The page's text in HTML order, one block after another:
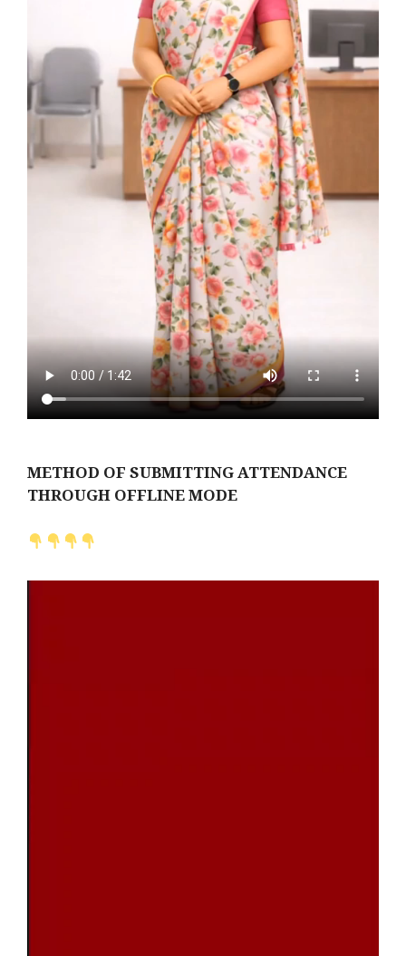
METHOD OF SUBMITTING ATTENDANCE
THROUGH OFFLINE MODE